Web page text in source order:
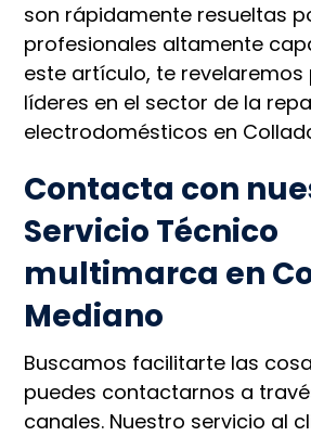
son rápidamente resueltas
profesionales altamente
este artículo, te
líderes en el sector de la
electrodomésticos en
Contacta con
Servicio Técnico
multimarca en
Mediano
Buscamos facilitarte las
puedes contactarnos a
canales. Nuestro servicio al